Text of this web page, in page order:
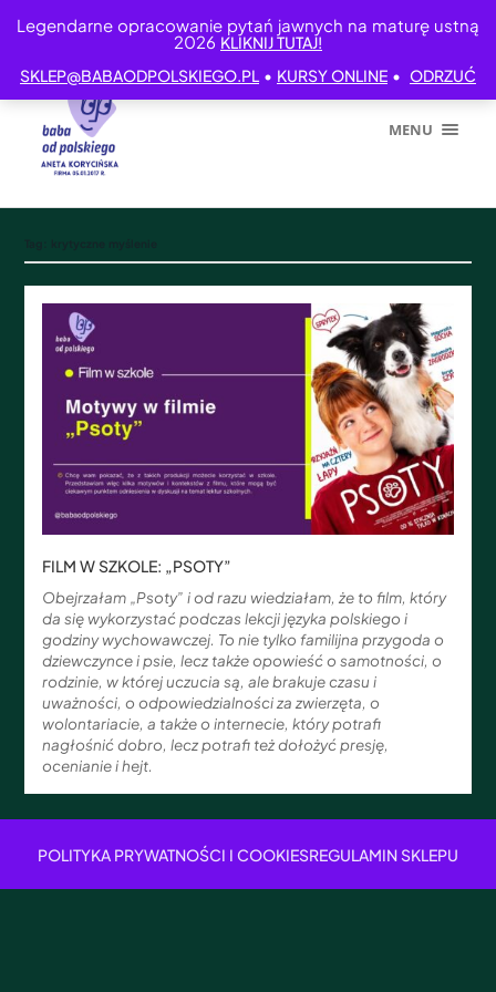
Legendarne opracowanie pytań jawnych na maturę ustną
2026 KLIKNIJ TUTAJ!
SKLEP@BABAODPOLSKIEGO.PL • KURSY ONLINE • ODRZUĆ
MENU
FILM W SZKOLE: „PSOTY”
Obejrzałam „Psoty” i od razu wiedziałam, że to film, który
da się wykorzystać podczas lekcji języka polskiego i
godziny wychowawczej. To nie tylko familijna przygoda o
dziewczynce i psie, lecz także opowieść o samotności, o
rodzinie, w której uczucia są, ale brakuje czasu i
uważności, o odpowiedzialności za zwierzęta, o
wolontariacie, a także o internecie, który potrafi
nagłośnić dobro, lecz potrafi też dołożyć presję,
ocenianie i hejt.
POLITYKA PRYWATNOŚCI I COOKIESREGULAMIN SKLEPU